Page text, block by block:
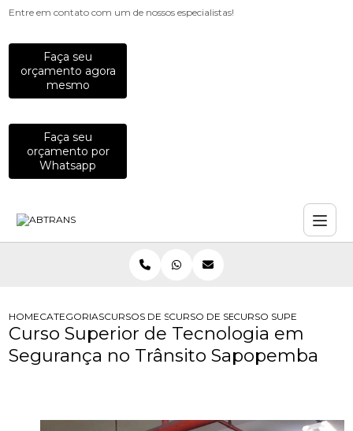
Entre em contato com um de nossos especialistas!
Faça seu
orçamento agora
mesmo
Faça seu
orçamento por
Whatsapp
HOMECATEGORIASCURSOS DE SEGURANCA NO TRANSITO
CURSO DE SEGURANCA NO
CURSO SUPERIOR DE
Curso Superior de Tecnologia em
Segurança no Trânsito Sapopemba